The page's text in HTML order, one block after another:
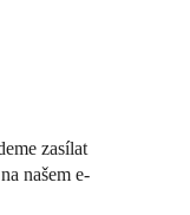
zasílat
našem e-